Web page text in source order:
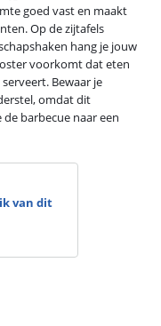
goed vast en maakt
Op de zijtafels
hang je jouw
voorkomt dat eten
Bewaar je
omdat dit
barbecue naar een
van dit